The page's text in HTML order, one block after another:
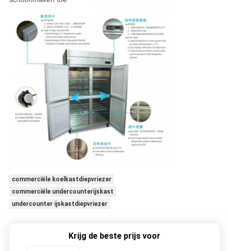
commerciële koelkastdiepvriezer
commerciële undercounterijskast
undercounter ijskastdiepvriezer
Krijg de beste prijs voor